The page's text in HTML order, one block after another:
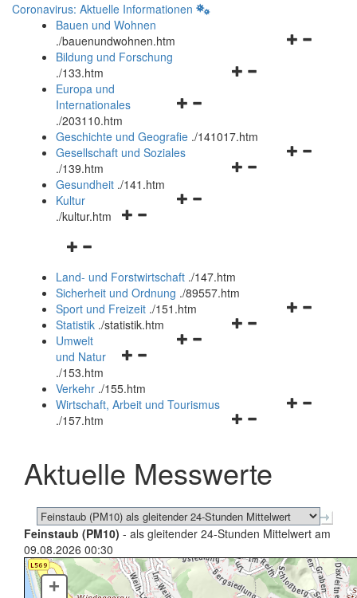
Coronavirus: Aktuelle Informationen
Bauen und Wohnen
./bauenundwohnen.htm
Navigationsmenü
Bildung und Forschung
./133.htm
Navigationsmenü
und
schließen
Europa und
Internationales
./203110.htm
Geschichte und Geografie ./141017.htm
Navigationsmenü
Gesellschaft und Soziales
./139.htm
Navigationsmenü
Gesundheit ./141.htm
Navigationsmenü
Kultur
./kultur.htm
Navigationsmenü
und
schließen
Land- und Forstwirtschaft ./147.htm
Sicherheit und Ordnung ./89557.htm
Navigationsmenü
Sport und Freizeit ./151.htm
Navigationsmenü
Statistik ./statistik.htm
Navigationsmenü
und
schließen
Umwelt
und Natur
./153.htm
Verkehr ./155.htm
Navigationsmenü
schließen
Wirtschaft, Arbeit und Tourismus
./157.htm
Aktuelle Messwerte
Feinstaub (PM10) - als gleitender 24-Stunden Mittelwert am
09.08.2026 00:30
+